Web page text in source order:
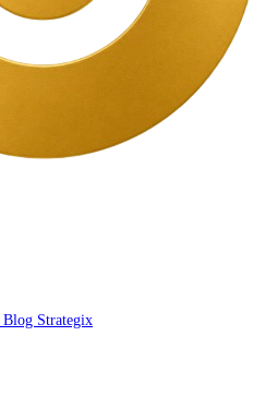
Blog Strategix